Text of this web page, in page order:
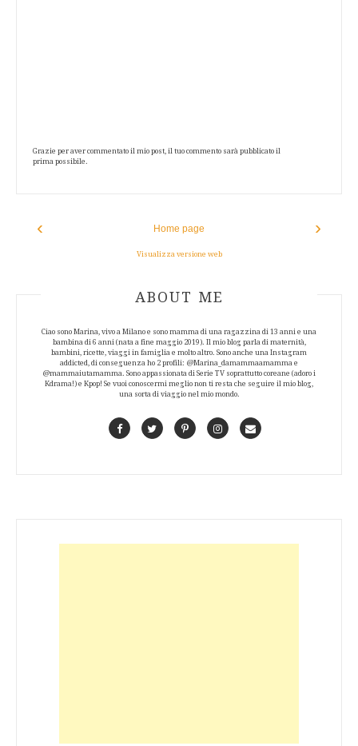
Grazie per aver commentato il mio post, il tuo commento sarà pubblicato il
prima possibile.
‹ ›
Home page
Visualizza versione web
ABOUT AUTHOR
ABOUT ME
Ciao sono Marina, vivo a Milano e sono mamma di una ragazzina di 13 anni e una
bambina di 6 anni (nata a fine maggio 2019). Il mio blog parla di maternità,
bambini, ricette, viaggi in famiglia e molto altro. Sono anche una Instagram
addicted, di conseguenza ho 2 profili: @Marina_damammaamamma e
@mammaiutamamma. Sono appassionata di Serie TV soprattutto coreane (adoro i
Kdrama!) e Kpop! Se vuoi conoscermi meglio non ti resta che seguire il mio blog,
una sorta di viaggio nel mio mondo.
FacebookTwitterPinterestInstagramContact